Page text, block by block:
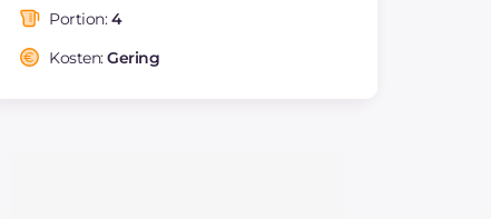
Portion:4
Kosten:Gering